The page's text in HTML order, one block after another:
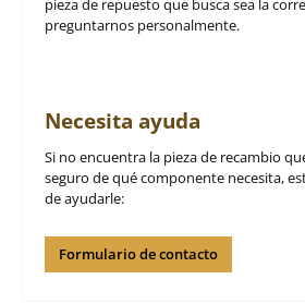
pieza de repuesto que busca sea la
preguntarnos personalmente.
Necesita ayuda
Si no encuentra la pieza de recambio
seguro de qué componente necesita,
de ayudarle:
Formulario de contacto